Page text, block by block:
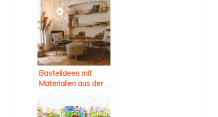
Bastelideen mit
Materialien aus der